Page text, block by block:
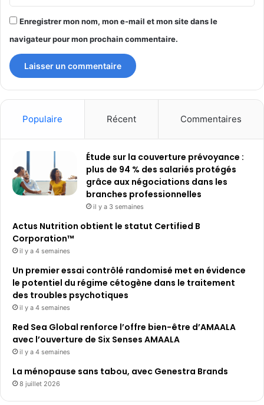
Enregistrer mon nom, mon e-mail et mon site dans le
navigateur pour mon prochain commentaire.
Populaire Récent Commentaires
Étude sur la couverture prévoyance :
plus de 94 % des salariés protégés
grâce aux négociations dans les
branches professionnelles
il y a 3 semaines
Actus Nutrition obtient le statut Certified B
Corporation™
il y a 4 semaines
Un premier essai contrôlé randomisé met en évidence
le potentiel du régime cétogène dans le traitement
des troubles psychotiques
il y a 4 semaines
Red Sea Global renforce l’offre bien-être d’AMAALA
avec l’ouverture de Six Senses AMAALA
il y a 4 semaines
La ménopause sans tabou, avec Genestra Brands
8 juillet 2026